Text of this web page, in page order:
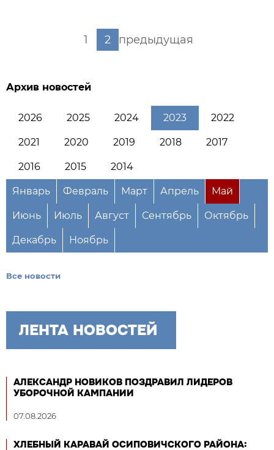
предыдущая
1 2
Архив новостей
2026 2025 2024 2023 2022
2021 2020 2019 2018 2017
2016 2015 2014
Январь Февраль Март Апрель Май
Июнь Июль Август Сентябрь Октябрь
Декабрь Ноябрь
Все новости
ЛЕНТА НОВОСТЕЙ
АЛЕКСАНДР НОВИКОВ ПОЗДРАВИЛ ЛИДЕРОВ
УБОРОЧНОЙ КАМПАНИИ
07.08.2026
ХЛЕБНЫЙ КАРАВАЙ ОСИПОВИЧСКОГО РАЙОНА: